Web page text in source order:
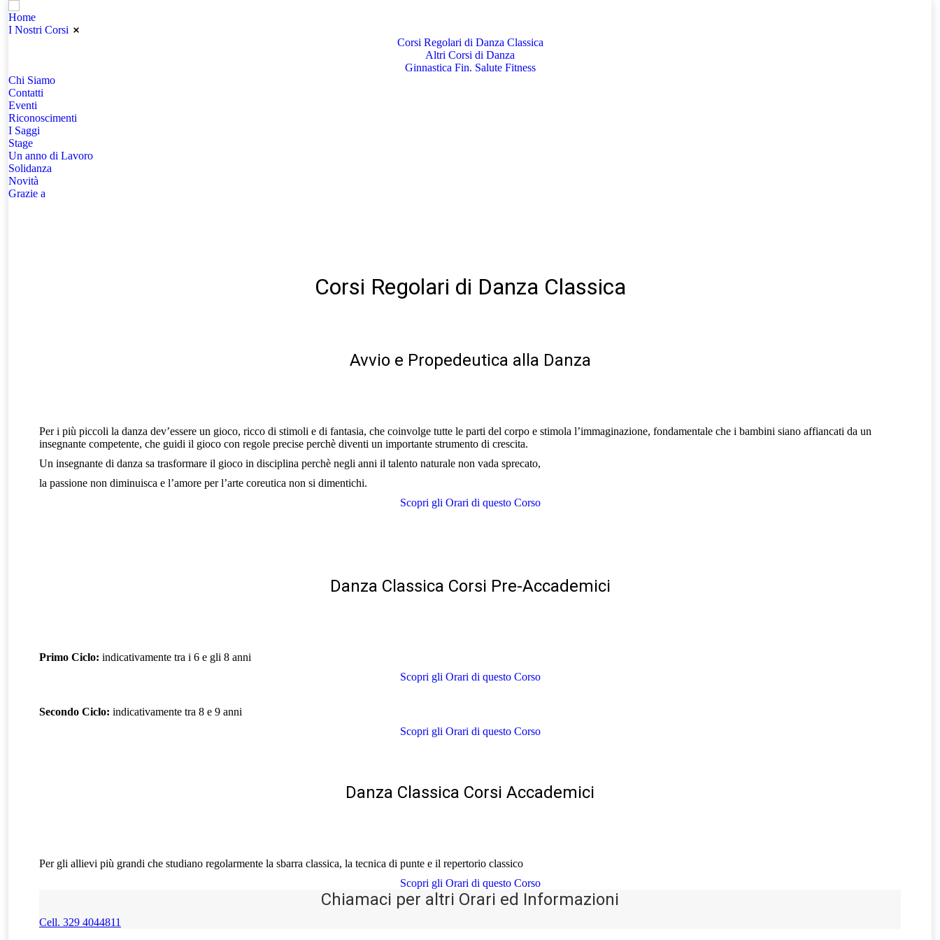
Home
I Nostri Corsi
Corsi Regolari di Danza Classica
Altri Corsi di Danza
Ginnastica Fin. Salute Fitness
Chi Siamo
Contatti
Eventi
Riconoscimenti
I Saggi
Stage
Un anno di Lavoro
Solidanza
Novità
Grazie a
Corsi Regolari di Danza Classica
Avvio e Propedeutica alla Danza
Per i più piccoli la danza dev’essere un gioco, ricco di stimoli e di fantasia, che coinvolge tutte le parti del corpo e stimola l’immaginazione, fondamentale che i bambini siano affiancati da un
insegnante competente, che guidi il gioco con regole precise perchè diventi un importante strumento di crescita.
Un insegnante di danza sa trasformare il gioco in disciplina perchè negli anni il talento naturale non vada sprecato,
la passione non diminuisca e l’amore per l’arte coreutica non si dimentichi.
Scopri gli Orari di questo Corso
Danza Classica Corsi Pre-Accademici
Primo Ciclo: indicativamente tra i 6 e gli 8 anni
Scopri gli Orari di questo Corso
Secondo Ciclo: indicativamente tra 8 e 9 anni
Scopri gli Orari di questo Corso
Danza Classica Corsi Accademici
Per gli allievi più grandi che studiano regolarmente la sbarra classica, la tecnica di punte e il repertorio classico
Scopri gli Orari di questo Corso
Chiamaci per altri Orari ed Informazioni
Cell. 329 4044811